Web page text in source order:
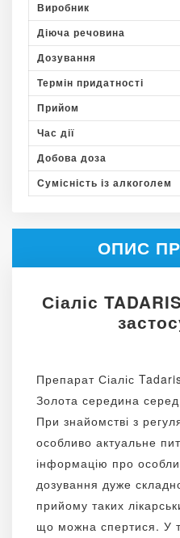
Виробник
Діюча речовина
Дозування
Термін придатності
Прийом
Час дії
Добова доза
Сумісність із алкоголем
ОПИС
Сіаліс
Препарат Сіаліс
Золота середина серед
При знайомстві з
особливо актуальне
інформацію про
дозування дуже
прийому таких
що можна спертися. У